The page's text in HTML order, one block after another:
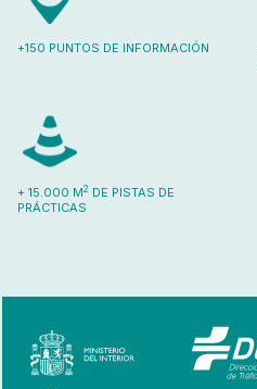
+150 PUNTOS DE INFORMACIÓN
+ 15.000 M2 DE PISTAS DE
PRÁCTICAS